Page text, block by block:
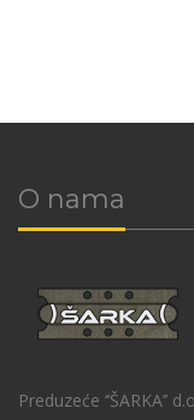
O nama
Preduzeće